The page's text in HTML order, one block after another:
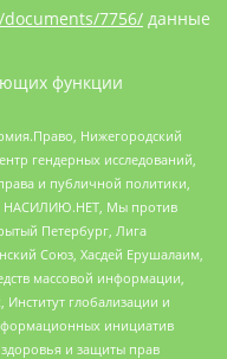
7756/ данные
функции
Нижегородский
гендерных исследований,
и публичной политики,
НАСИЛИЮ.НЕТ, Мы против
Петербург, Лига
Союз, Хасдей Ерушалаим,
массовой информации,
глобализации и
инициатив
и защиты прав